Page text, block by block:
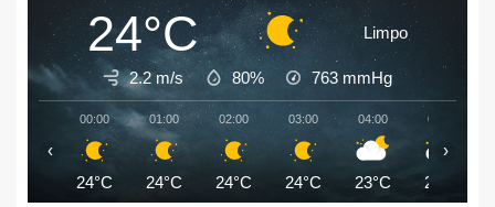
24°C Limpo
2.2 m/s 80% 763 mmHg
00:00
24°C
01:00
24°C
02:00
24°C
03:00
24°C
04:00
23°C
05:00
22°C
‹ ›